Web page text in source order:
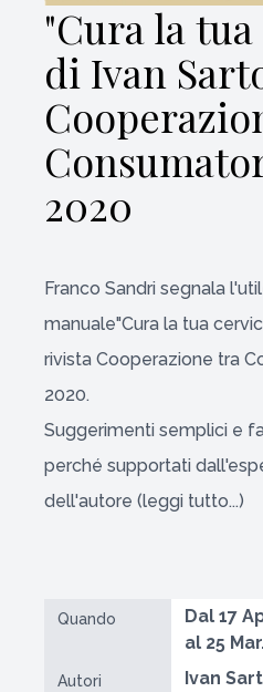
"Cura la
di Ivan
2020
Franco Sandri segnala
manuale"Cura la tua
rivista Cooperazione tra
2020.
Suggerimenti semplici e
perché supportati
dell'autore (leggi tutto...)
Quando
Dal 17
al 25
Autori Ivan